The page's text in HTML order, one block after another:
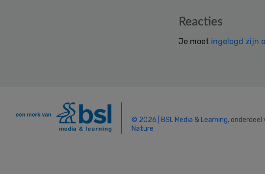
Reacties
Je moet ingelogd zijn
© 2026 | BSL Media & Learning, onderdeel
Nature